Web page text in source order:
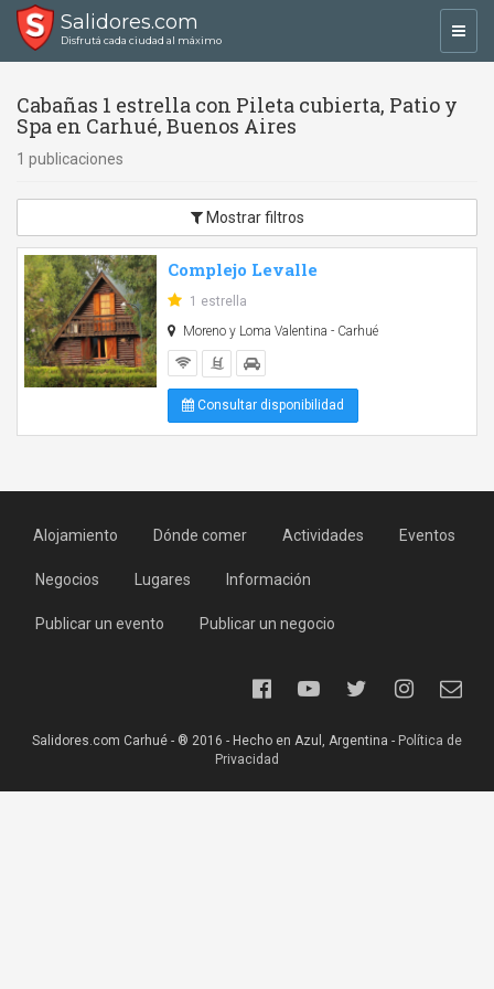
Salidores.com
Disfrutá cada ciudad al máximo
Cabañas 1 estrella con Pileta cubierta, Patio y
Spa en Carhué, Buenos Aires
1 publicaciones
Mostrar filtros
Complejo Levalle
1 estrella
Moreno y Loma Valentina - Carhué
Consultar disponibilidad
Alojamiento Dónde comer Actividades Eventos
Negocios Lugares Información
Publicar un evento Publicar un negocio
Salidores.com Carhué - ® 2016 - Hecho en Azul, Argentina - Política de
Privacidad